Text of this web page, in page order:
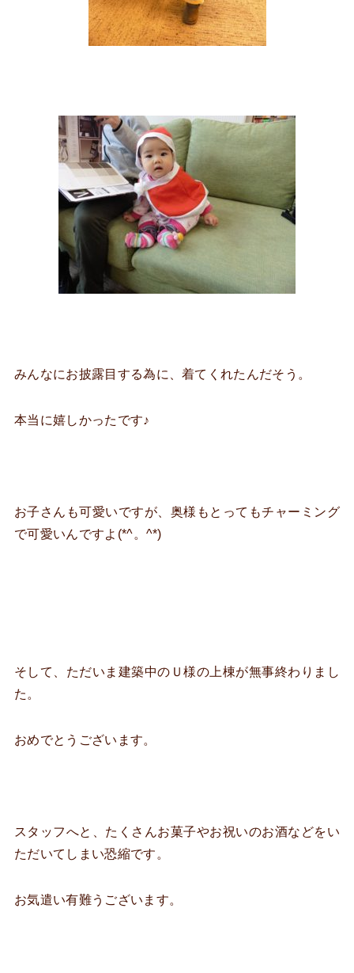
みんなにお披露目する為に、着てくれたんだそう。
本当に嬉しかったです♪
お子さんも可愛いですが、奥様もとってもチャーミング
で可愛いんですよ(*^。^*)
そして、ただいま建築中のＵ様の上棟が無事終わりまし
た。
おめでとうございます。
スタッフへと、たくさんお菓子やお祝いのお酒などをい
ただいてしまい恐縮です。
お気遣い有難うございます。